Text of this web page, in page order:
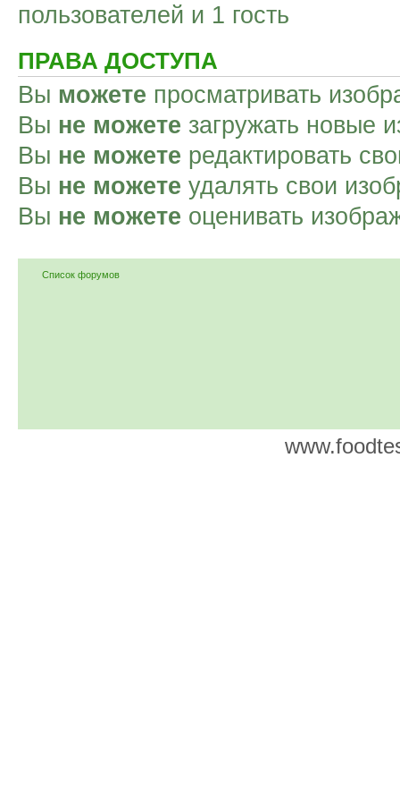
пользователей и 1 гость
ПРАВА ДОСТУПА
Вы можете просматривать
Вы не можете загружать новые
Вы не можете редактировать
Вы не можете удалять свои
Вы не можете оценивать
Список форумов